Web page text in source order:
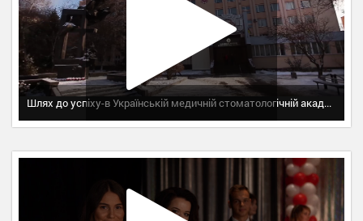
Шлях до успіху-в Українській медичній стоматологічній академії!